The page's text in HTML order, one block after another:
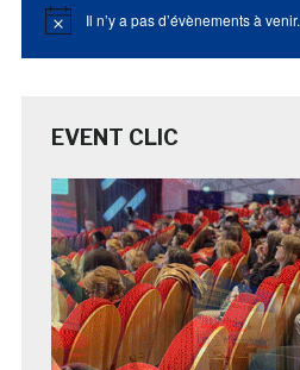
Notice Il n’y a pas d’évènements à venir.
EVENT CLIC